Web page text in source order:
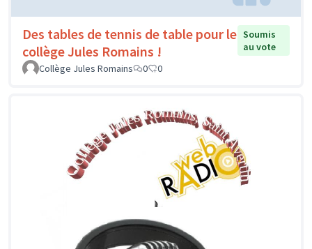
Des tables de tennis de table pour le
collège Jules Romains !
Soumis
au vote
Collège Jules Romains
0 0